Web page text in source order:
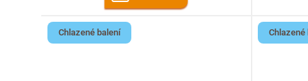
Chlazené balení Chlazené